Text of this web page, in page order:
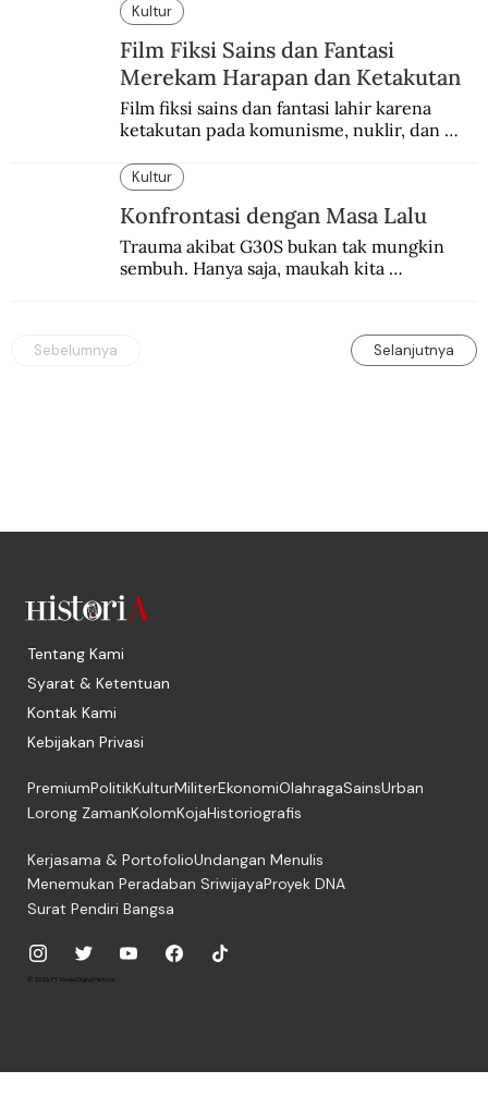
dengan berbagai cara yang bisa memenuhi
rasa keadilan.
Kultur
Film Fiksi Sains dan Fantasi
Merekam Harapan dan Ketakutan
Film fiksi sains dan fantasi lahir karena
ketakutan pada komunisme, nuklir, dan
Kultur
Konfrontasi dengan Masa Lalu
Trauma akibat G30S bukan tak mungkin
sembuh. Hanya saja, maukah kita
Sebelumnya Selanjutnya
Tentang Kami
Syarat & Ketentuan
Kontak Kami
Kebijakan Privasi
PremiumPolitikKulturMiliterEkonomiOlahragaSainsUrban
Lorong ZamanKolomKojaHistoriografis
Kerjasama & PortofolioUndangan Menulis
Menemukan Peradaban SriwijayaProyek DNA
Surat Pendiri Bangsa
© 2026, PT. Media Digital Historia.